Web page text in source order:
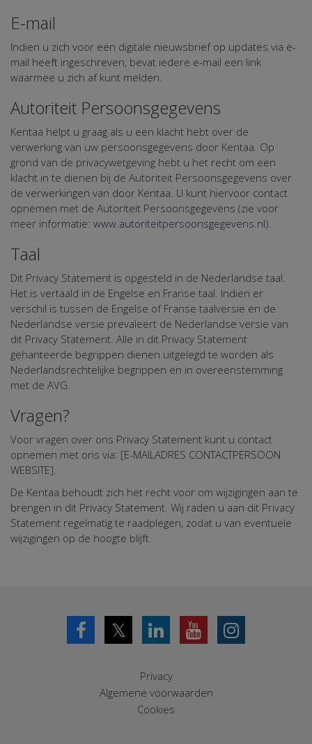
E-mail
Indien u zich voor een digitale nieuwsbrief op updates via e-
mail heeft ingeschreven, bevat iedere e-mail een link
waarmee u zich af kunt melden.
Autoriteit Persoonsgegevens
Kentaa helpt u graag als u een klacht hebt over de
verwerking van uw persoonsgegevens door Kentaa. Op
grond van de privacywetgeving hebt u het recht om een
klacht in te dienen bij de Autoriteit Persoonsgegevens over
de verwerkingen van door Kentaa. U kunt hiervoor contact
opnemen met de Autoriteit Persoonsgegevens (zie voor
meer informatie: www.autoriteitpersoonsgegevens.nl).
Taal
Dit Privacy Statement is opgesteld in de Nederlandse taal.
Het is vertaald in de Engelse en Franse taal. Indien er
verschil is tussen de Engelse of Franse taalversie en de
Nederlandse versie prevaleert de Nederlandse versie van
dit Privacy Statement. Alle in dit Privacy Statement
gehanteerde begrippen dienen uitgelegd te worden als
Nederlandsrechtelijke begrippen en in overeenstemming
met de AVG.
Vragen?
Voor vragen over ons Privacy Statement kunt u contact
opnemen met ons via: [E-MAILADRES CONTACTPERSOON
WEBSITE].
De Kentaa behoudt zich het recht voor om wijzigingen aan te
brengen in dit Privacy Statement. Wij raden u aan dit Privacy
Statement regelmatig te raadplegen, zodat u van eventuele
wijzigingen op de hoogte blijft.
𝕏
Privacy
Algemene voorwaarden
Cookies